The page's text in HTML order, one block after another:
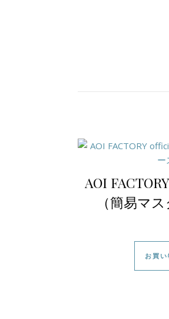
AOI
（簡易マ
お買